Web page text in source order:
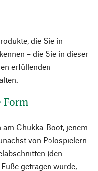
die Sie in
– die Sie in dieser
erfüllenden
Form
Chukka-Boot, jenem
von Polospielern
(den
getragen wurde,